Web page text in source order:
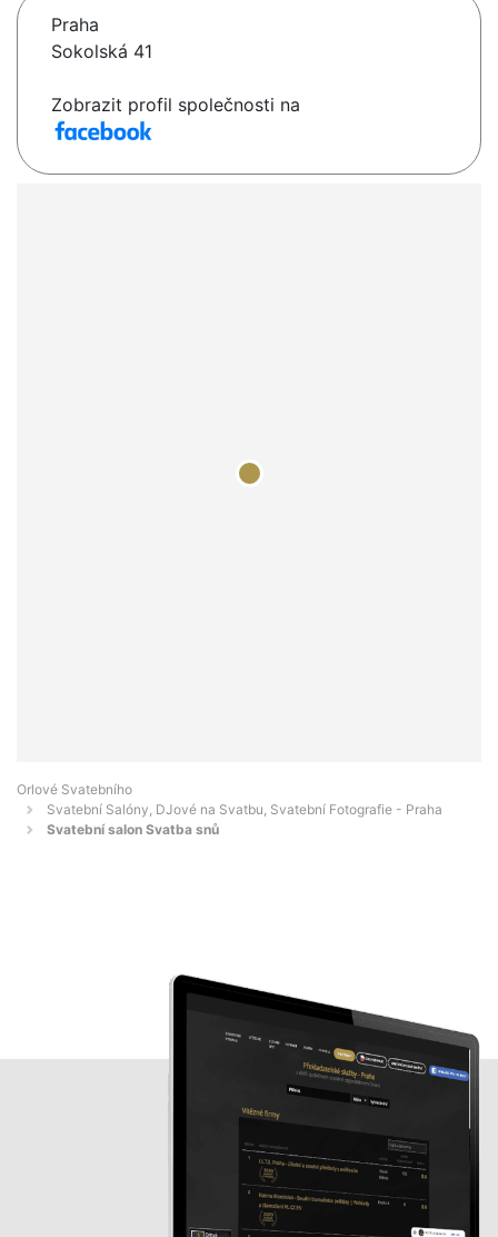
Praha
Sokolská 41
Zobrazit profil společnosti na
Orlové Svatebního
Svatební Salóny, DJové na Svatbu, Svatební Fotografie - Praha
Svatební salon Svatba snů